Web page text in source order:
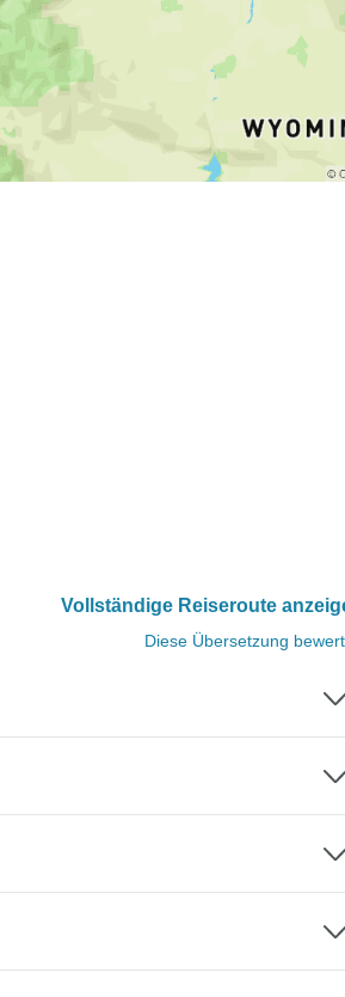
Vollständige Reiseroute
Diese Übersetzung